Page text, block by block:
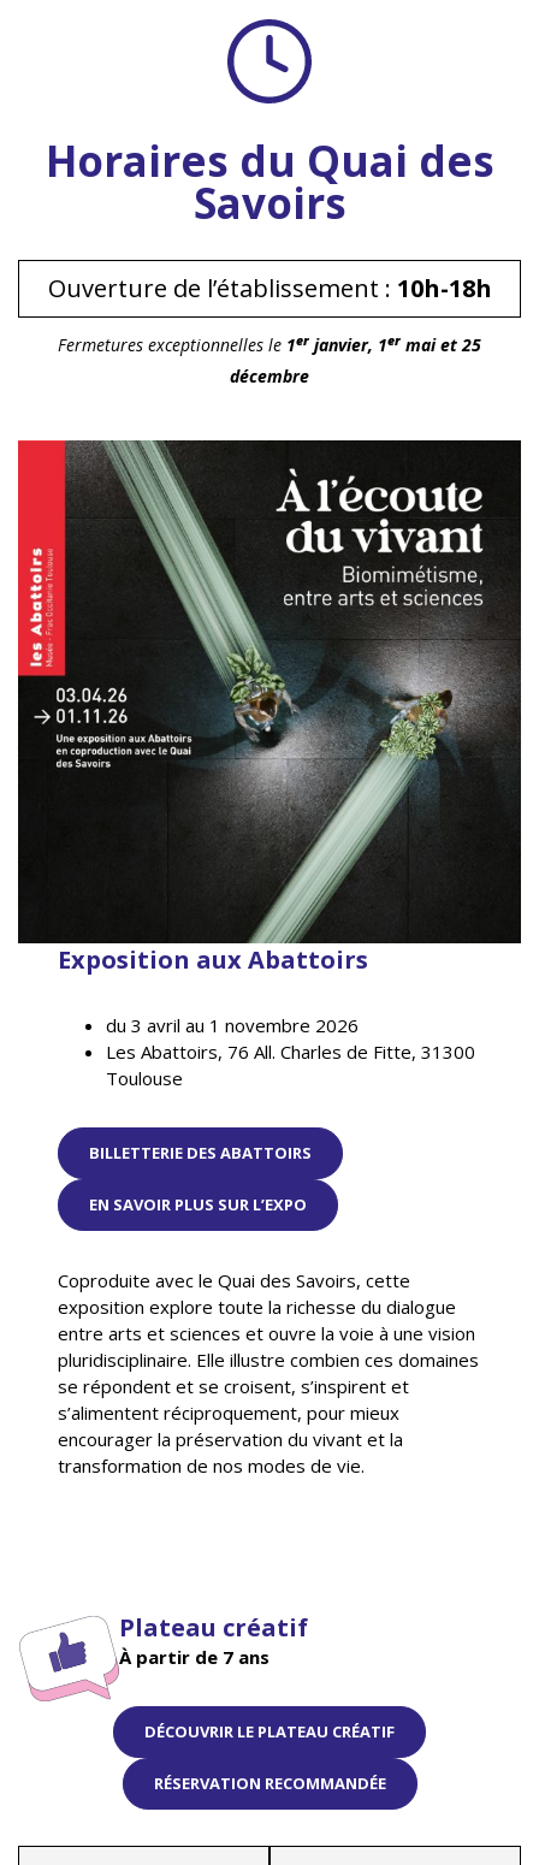
Horaires du Quai des
Savoirs
Ouverture de l’établissement : 10h-18h
Fermetures exceptionnelles le 1er janvier, 1er mai et 25
décembre
Exposition aux Abattoirs
du 3 avril au 1 novembre 2026
Les Abattoirs, 76 All. Charles de Fitte, 31300
Toulouse
BILLETTERIE DES ABATTOIRS
EN SAVOIR PLUS SUR L’EXPO
Coproduite avec le Quai des Savoirs, cette
exposition explore toute la richesse du dialogue
entre arts et sciences et ouvre la voie à une vision
pluridisciplinaire. Elle illustre combien ces domaines
se répondent et se croisent, s’inspirent et
s’alimentent réciproquement, pour mieux
encourager la préservation du vivant et la
transformation de nos modes de vie.
Plateau créatif
À partir de 7 ans
DÉCOUVRIR LE PLATEAU CRÉATIF
RÉSERVATION RECOMMANDÉE